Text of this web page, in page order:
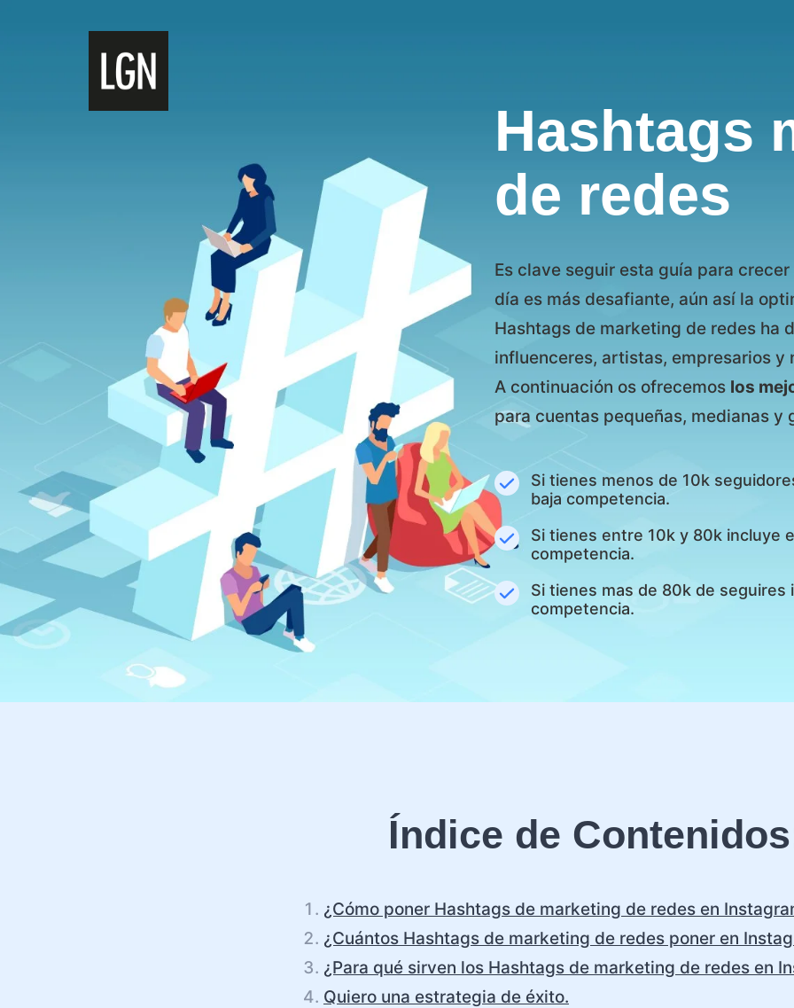
Hashtags
de redes
Es clave seguir esta guía para
día es más desafiante, aún así la
Hashtags de marketing de redes ha
influenceres, artistas, empresarios y
A continuación os ofrecemos los
para cuentas pequeñas, medianas y
Si tienes menos de 10k
baja competencia.
Si tienes entre 10k y 80k incluye
competencia.
Si tienes mas de 80k de seguires
competencia.
Índice de
¿Cómo poner Hashtags de marketing de redes en
¿Cuántos Hashtags de marketing de redes poner en
¿Para qué sirven los Hashtags de marketing de redes en
Quiero una estrategia de éxito.